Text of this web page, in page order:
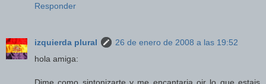
Responder
izquierda plural
26 de enero de 2008 a las 19:52
hola amiga: